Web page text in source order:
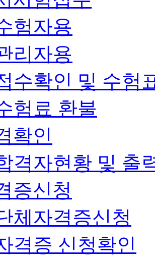
험자용
리자용
수확인 및 수험
험료 환불
확인
격자현황 및 출
증신청
체자격증신청
격증 신청확인